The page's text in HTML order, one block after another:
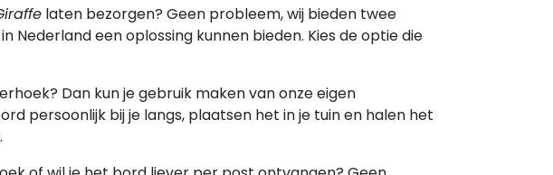
laten bezorgen? Geen probleem, wij bieden twee
Nederland een oplossing kunnen bieden. Kies de optie die
Dan kun je gebruik maken van onze eigen
persoonlijk bij je langs, plaatsen het in je tuin en halen het